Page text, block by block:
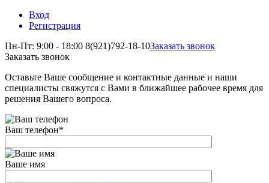
Вход
Регистрация
Пн-Пт: 9:00 - 18:00 8(921)792-18-10Заказать звонок
Заказать звонок
Оставьте Ваше сообщение и контактные данные и наши
специалисты свяжутся с Вами в ближайшее рабочее время для
решения Вашего вопроса.
Ваш телефон*
Ваше имя